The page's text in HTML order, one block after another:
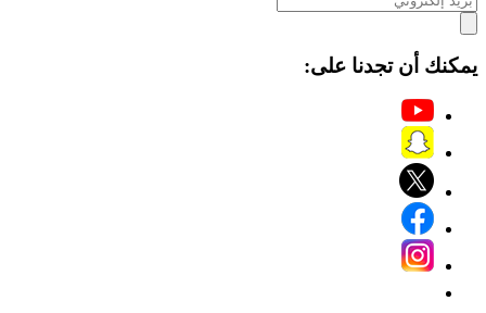
يمكنك أن تجدنا على: